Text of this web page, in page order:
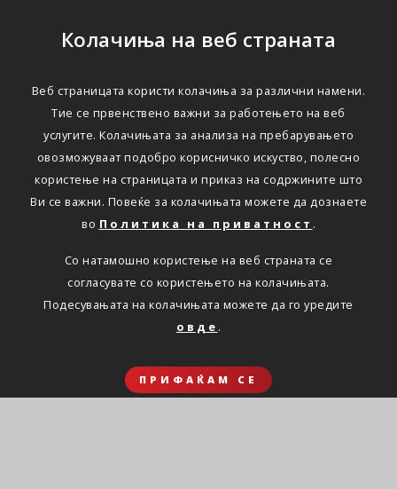
Колачиња на веб страната
Веб страницата користи колачиња за различни намени.
Тие се првенствено важни за работењето на веб
услугите. Колачињата за анализа на пребарувањето
овозможуваат подобро корисничко искуство, полесно
користење на страницата и приказ на содржините што
Ви се важни. Повеќе за колачињата можете да дознаете
во Политика на приватност .
Со натамошно користење на веб страната се
согласувате со користењето на колачињата.
Подесувањата на колачињата можете да го уредите
овде .
ПРИФАЌАМ СЕ